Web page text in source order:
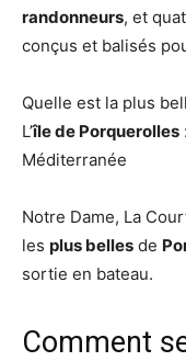
randonneurs, et
conçus et balisés
Quelle est la plus
L’île de Porquerolles
Méditerranée
Notre Dame, La
les plus belles de
sortie en bateau.
Comment